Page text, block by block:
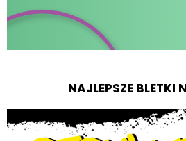
NAJLEPSZE BLETKI